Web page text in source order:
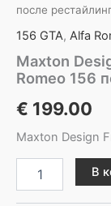
после
156 GTA, Alfa
Maxton
Romeo 156
€ 199.00
Maxton Design
товара
В